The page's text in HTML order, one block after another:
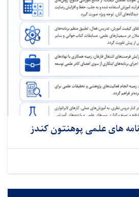
های علمی پوهنتون کندز